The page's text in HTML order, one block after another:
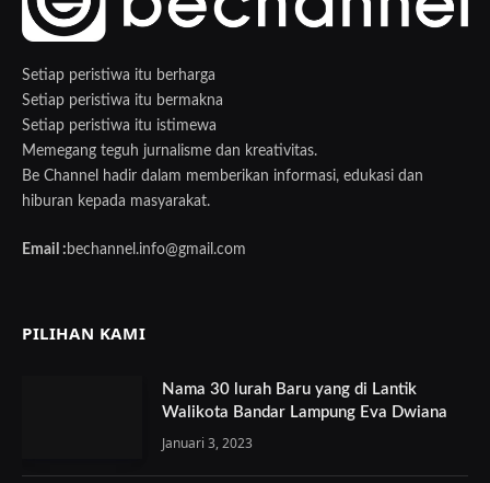
Setiap peristiwa itu berharga
Setiap peristiwa itu bermakna
Setiap peristiwa itu istimewa
Memegang teguh jurnalisme dan kreativitas.
Be Channel hadir dalam memberikan informasi, edukasi dan
hiburan kepada masyarakat.
Email : bechannel.info@gmail.com
PILIHAN KAMI
Nama 30 lurah Baru yang di Lantik
Walikota Bandar Lampung Eva Dwiana
Januari 3, 2023